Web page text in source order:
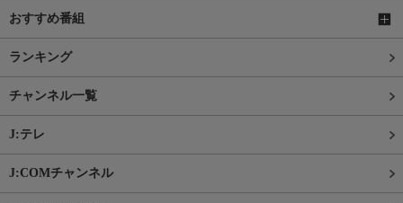
おすすめ番組
ランキング
チャンネル一覧
J:テレ
J:COMチャンネル